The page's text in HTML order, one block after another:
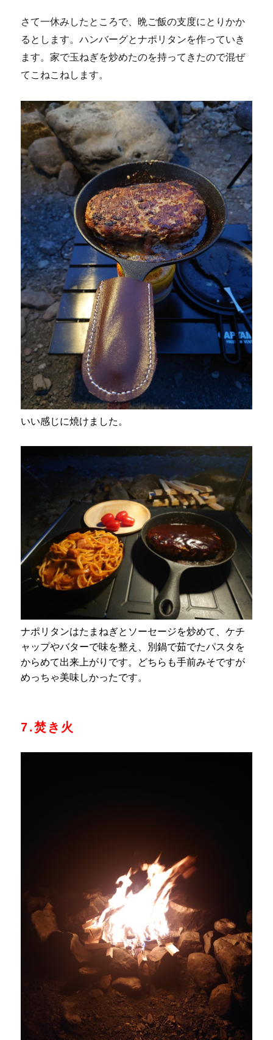
さて一休みしたところで、晩ご飯の支度にとりかか
るとします。ハンバーグとナポリタンを作っていき
ます。家で玉ねぎを炒めたのを持ってきたので混ぜ
てこねこねします。
いい感じに焼けました。
ナポリタンはたまねぎとソーセージを炒めて、ケチ
ャップやバターで味を整え、別鍋で茹でたパスタを
からめて出来上がりです。どちらも手前みそですが
めっちゃ美味しかったです。
7.焚き火